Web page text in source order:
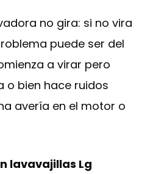
no gira: si no vira
puede ser del
a virar pero
o bien hace ruidos
avería en el motor o
lavavajillas Lg